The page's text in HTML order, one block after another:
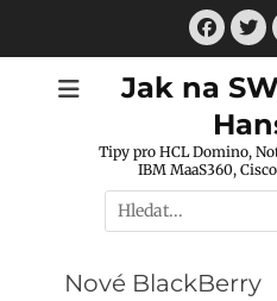
Jak na
Tipy pro HCL Domino,
IBM MaaS360,
Hledat:
Nové BlackBerry